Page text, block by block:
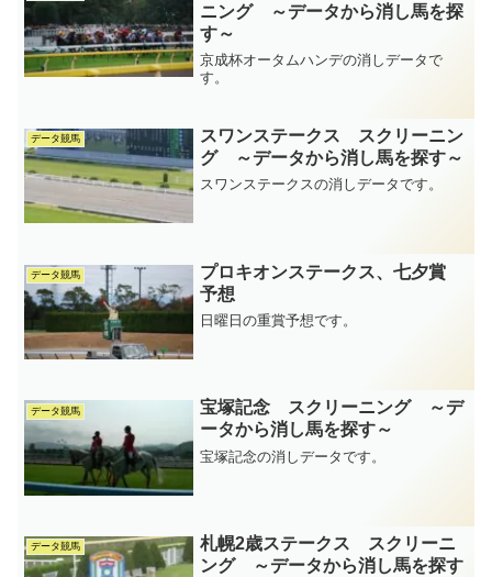
ニング ～データから消し馬を探
す～
京成杯オータムハンデの消しデータで
す。
データ競馬
スワンステークス スクリーニン
グ ～データから消し馬を探す～
スワンステークスの消しデータです。
データ競馬
プロキオンステークス、七夕賞
予想
日曜日の重賞予想です。
データ競馬
宝塚記念 スクリーニング ～デ
ータから消し馬を探す～
宝塚記念の消しデータです。
データ競馬
札幌2歳ステークス スクリーニ
ング ～データから消し馬を探す